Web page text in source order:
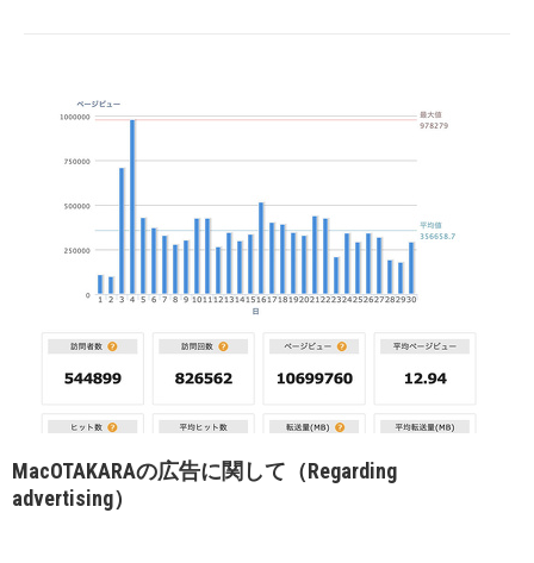
MacOTAKARAの広告に関して（Regarding
advertising）